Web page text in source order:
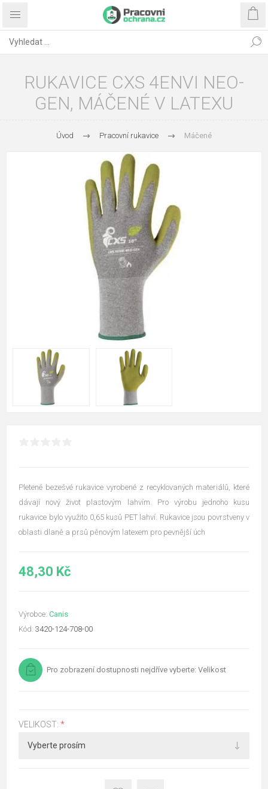
RUKAVICE CXS 4ENVI NEO-
GEN, MÁČENÉ V LATEXU
Úvod Pracovní rukavice Máčené
Pletené bezešvé rukavice vyrobené z recyklovaných materiálů, které
dávají nový život plastovým lahvím. Pro výrobu jednoho kusu
rukavice bylo využito 0,65 kusů PET lahví. Rukavice jsou povrstveny v
oblasti dlaně a prsů pěnovým latexem pro pevnější úch
48,30 Kč
Výrobce: Canis
Kód: 3420-124-708-00
Pro zobrazení dostupnosti nejdříve vyberte: Velikost
VELIKOST: *